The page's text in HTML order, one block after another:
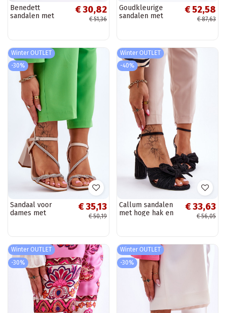
Benedett
sandalen met
€ 30,82
€ 51,36
Goudkleurige
sandalen met
€ 52,58
€ 87,63
Winter OUTLET
-30%
Sandaal voor
dames met
€ 35,13
€ 50,19
Winter OUTLET
-40%
Callum sandalen
met hoge hak en
€ 33,63
€ 56,05
Winter OUTLET
-30%
Winter OUTLET
-30%